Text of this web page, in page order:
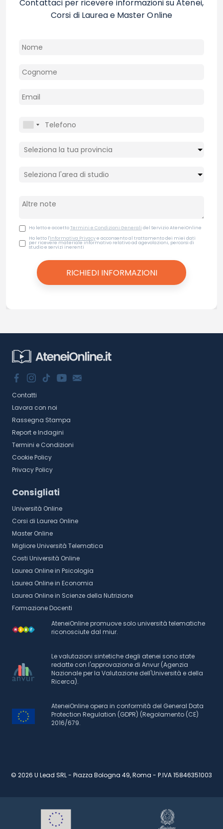
Contattaci per ricevere informazioni su Atenei,
Corsi di Laurea e Master Online
Ho letto e accettoTermini e Condizioni Generali del Servizio AteneiOnline
Ho letto l'Informativa Privacye acconsento al trattamento dei miei dati
per ricevere materiale informativo relativo ad agevolazioni, percorsi di
studio e servizi inerenti
Contatti
Lavora con noi
Rassegna Stampa
Report e Indagini
Termini e Condizioni
Cookie Policy
Privacy Policy
Consigliati
Università Online
Corsi di Laurea Online
Master Online
Migliore Università Telematica
Costi Università Online
Laurea Online in Psicologia
Laurea Online in Economia
Laurea Online in Scienze della Nutrizione
Formazione Docenti
AteneiOnline promuove solo università telematiche
riconosciute dal miur.
Le valutazioni sintetiche degli atenei sono state
redatte con l'approvazione di Anvur (Agenzia
Nazionale per la Valutazione dell'Università e della
Ricerca).
AteneiOnline opera in conformità del General Data
Protection Regulation (GDPR) (Regolamento (CE)
2016/679.
© 2026 U Lead SRL - Piazza Bologna 49, Roma - P.IVA 15846351003